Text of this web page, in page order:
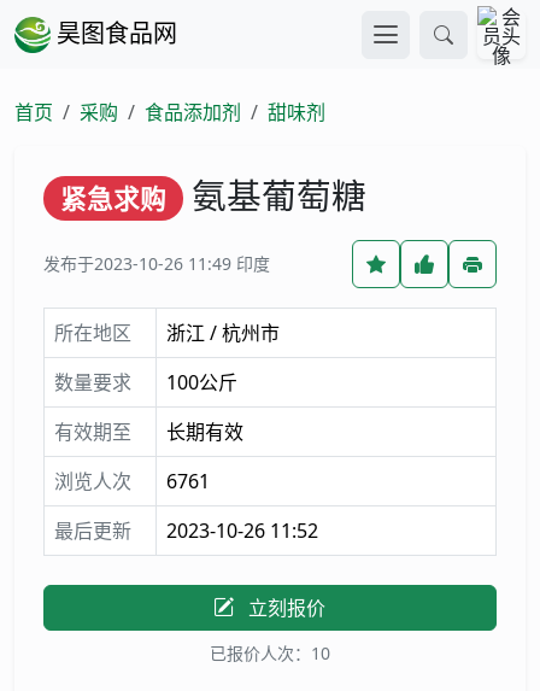
昊图食品网
首页 采购 食品添加剂 甜味剂
紧急求购 氨基葡萄糖
发布于2023-10-26 11:49 印度
所在地区
浙江 / 杭州市
数量要求
100公斤
有效期至
长期有效
浏览人次
6761
最后更新
2023-10-26 11:52
立刻报价
已报价人次：10